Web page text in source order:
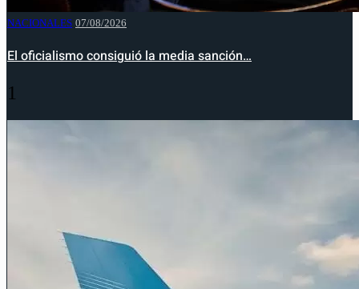
NACIONALES 07/08/2026
El oficialismo consiguió la media sanción…
1